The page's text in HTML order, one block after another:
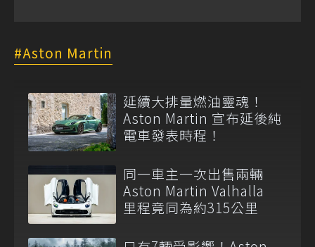
Aston Martin
延續大排量燃油靈魂！
Aston Martin 宣布延後純
電車發表時程！
同一車主一次出售兩輛
Aston Martin Valhalla
里程竟同為約315公里